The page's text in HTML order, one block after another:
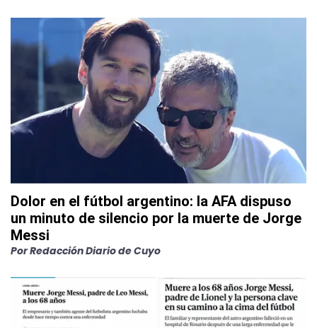
Dolor en el fútbol argentino: la AFA dispuso
un minuto de silencio por la muerte de Jorge
Messi
PorRedacción Diario de Cuyo